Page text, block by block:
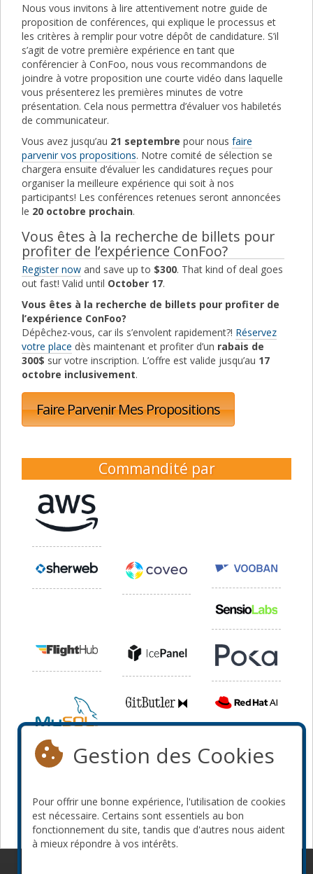
Nous vous invitons à lire attentivement notre guide de
proposition de conférences, qui explique le processus et
les critères à remplir pour votre dépôt de candidature. S’il
s’agit de votre première expérience en tant que
conférencier à ConFoo, nous vous recommandons de
joindre à votre proposition une courte vidéo dans laquelle
vous présenterez les premières minutes de votre
présentation. Cela nous permettra d’évaluer vos habiletés
de communicateur.
Vous avez jusqu’au 21 septembre pour nous faire
parvenir vos propositions. Notre comité de sélection se
chargera ensuite d’évaluer les candidatures reçues pour
organiser la meilleure expérience qui soit à nos
participants! Les conférences retenues seront annoncées
le 20 octobre prochain.
Vous êtes à la recherche de billets pour
profiter de l’expérience ConFoo?
Register now and save up to $300. That kind of deal goes
out fast! Valid until October 17.
Vous êtes à la recherche de billets pour profiter de
l’expérience ConFoo?
Dépêchez-vous, car ils s’envolent rapidement?! Réservez
votre place dès maintenant et profiter d’un rabais de
300$ sur votre inscription. L’offre est valide jusqu’au 17
octobre inclusivement.
Faire Parvenir Mes Propositions
Commandité par
Gestion des Cookies
Pour offrir une bonne expérience, l'utilisation de cookies
est nécessaire. Certains sont essentiels au bon
fonctionnement du site, tandis que d'autres nous aident
à mieux répondre à vos intérêts.